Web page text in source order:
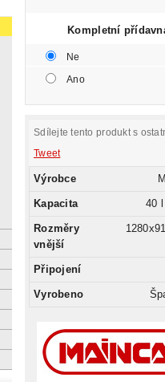
Kompletní
Ne
Ano
Sdílejte tento produkt s
Tweet
Výrobce
Kapacita 40
Rozměry
vnější
Připojení
Vyrobeno